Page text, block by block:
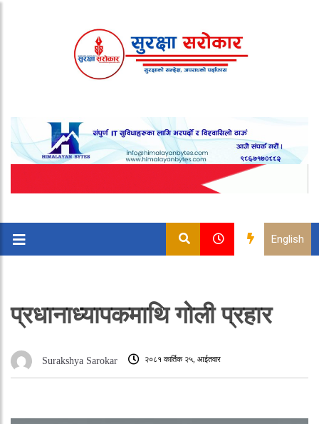
English
प्रधानाध्यापकमाथि गोली प्रहार
Surakshya Sarokar २०८१ कार्तिक २५, आईतवार